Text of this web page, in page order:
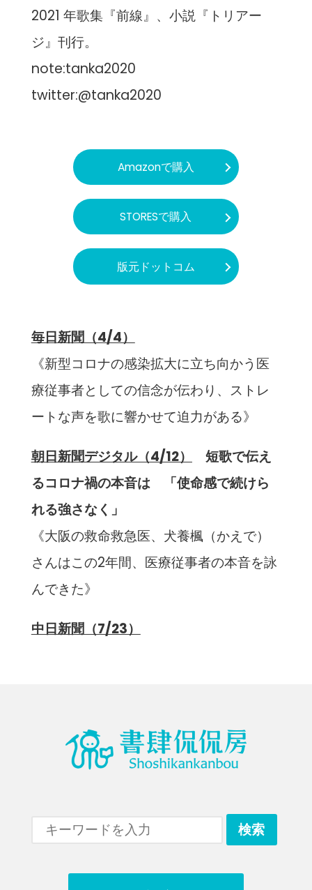
2021 年歌集『前線』、小説『トリアー
ジ』刊行。
note:tanka2020
twitter:@tanka2020
Amazonで購入
STORESで購入
版元ドットコム
毎日新聞（4/4）
《新型コロナの感染拡大に立ち向かう医
療従事者としての信念が伝わり、ストレ
ートな声を歌に響かせて迫力がある》
朝日新聞デジタル（4/12）
短歌で伝え
るコロナ禍の本音は 「使命感で続けら
れる強さなく」
《大阪の救命救急医、犬養楓（かえで）
さんはこの2年間、医療従事者の本音を詠
んできた》
中日新聞（7/23）